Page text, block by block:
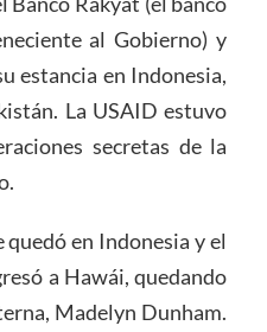
al Gobierno) y
estancia en Indonesia,
La USAID estuvo
secretas de la
en Indonesia y el
a Hawái, quedando
Madelyn Dunham.